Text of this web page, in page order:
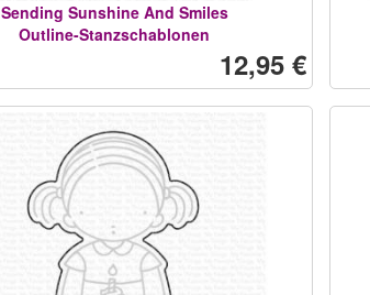
Sending Sunshine And Smiles
Outline-Stanzschablonen
12,95 €